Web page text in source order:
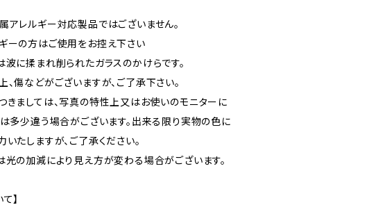
アレルギー対応製品ではございません。
ーの方はご使用をお控え下さい
波に揉まれ削られたガラスのかけらです。
、傷などがございますが、ご了承下さい。
きましては、写真の特性上又はお使いのモニターに
は多少違う場合がございます。出来る限り実物の色に
いたしますが、ご了承ください。
光の加減により見え方が変わる場合がございます。
】